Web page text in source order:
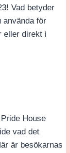
Vad betyder
använda för
eller direkt i
House
vad det
är besökarnas